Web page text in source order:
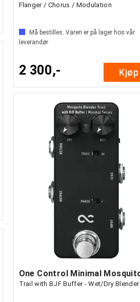
Flanger / Chorus / Modulation
Må bestilles. Varen er på lager hos vår
leverandør
2 300,- Kjøp
Trail with BJF Buffer - Wet/Dry Blender